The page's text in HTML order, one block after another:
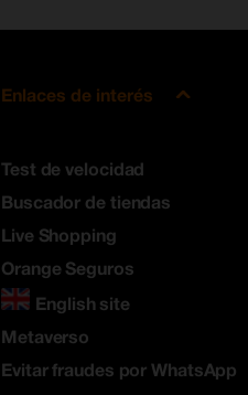
Enlaces de interés
Test de velocidad
Buscador de tiendas
Live Shopping
Orange Seguros
English site
Metaverso
Evitar fraudes por WhatsApp